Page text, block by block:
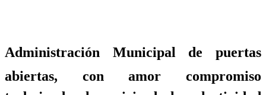
Administración Municipal de puertas
abiertas, con amor compromiso